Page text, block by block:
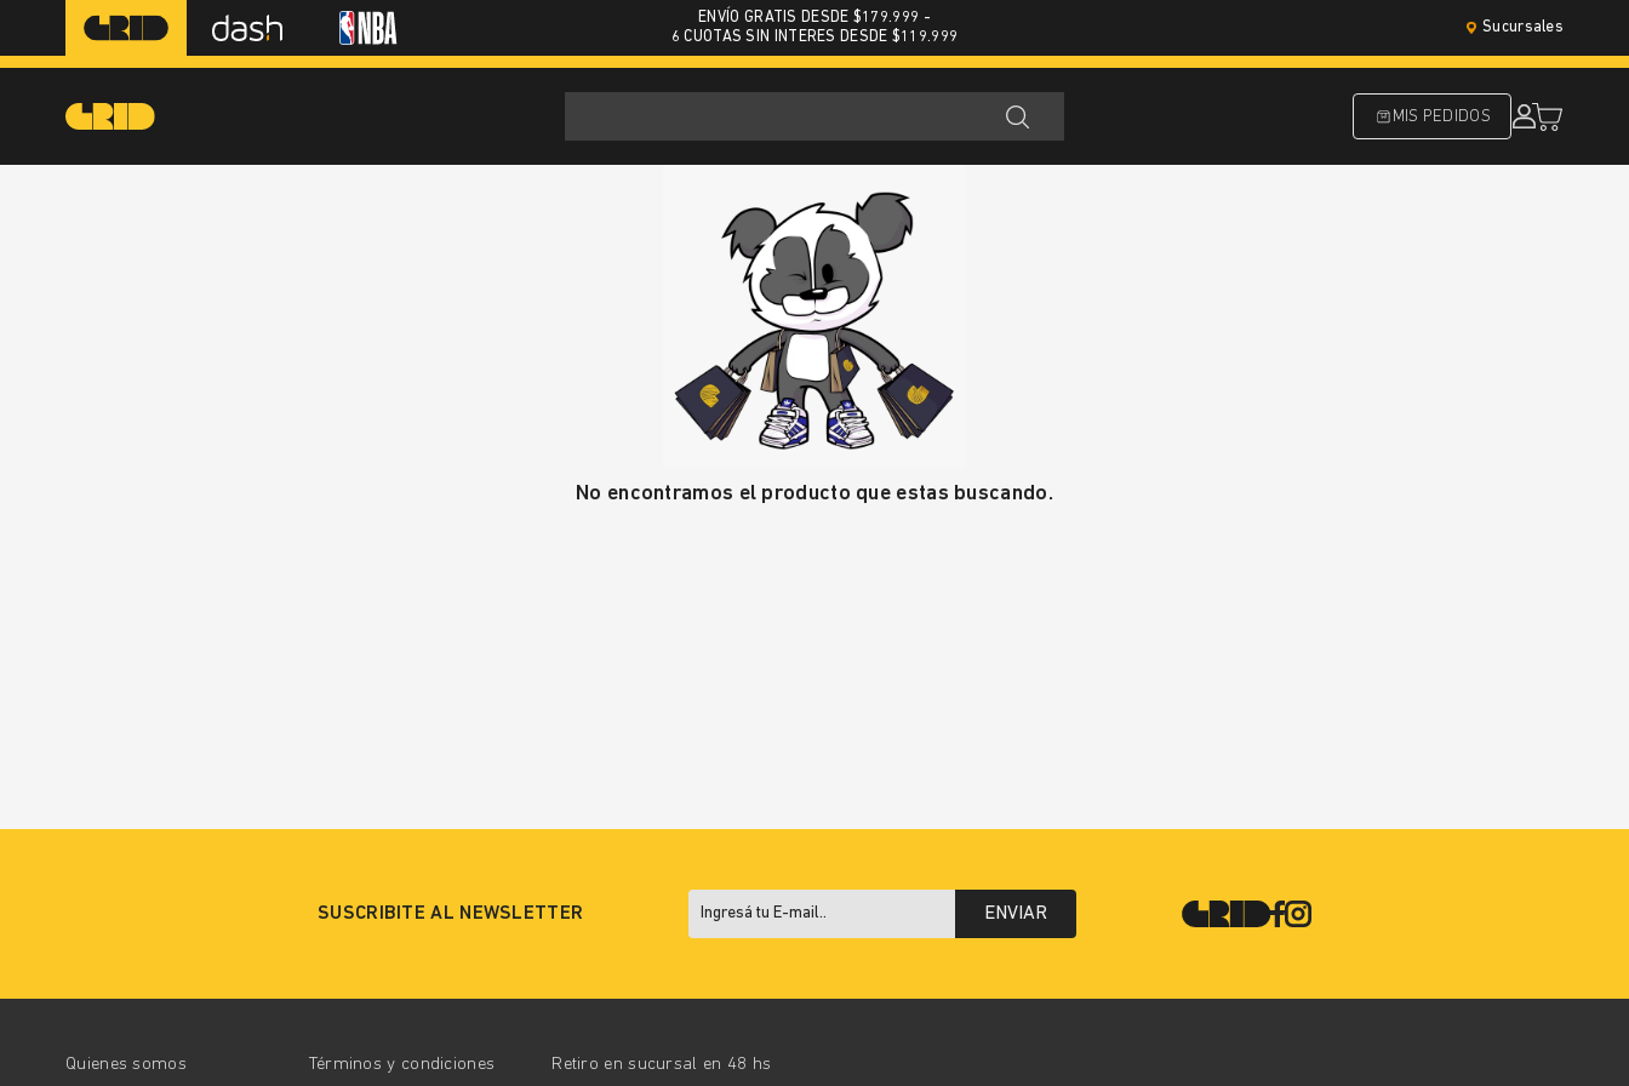
ENVÍO GRATIS DESDE $179.999 -
6 CUOTAS SIN INTERES DESDE $119.999
Sucursales
MIS PEDIDOS
No encontramos el producto que estas buscando.
SUSCRIBITE AL NEWSLETTER ENVIAR
Quienes somos Términos y condiciones Retiro en sucursal en 48 hs